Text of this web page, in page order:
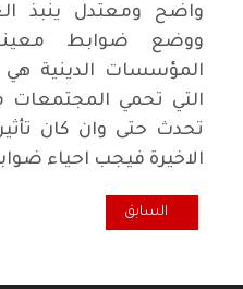
واضح ومعتدل ينبذ
ووضع ضوابط معينة
المؤسسات الدينية
التي تحمي
تحدث حتى وان كان
الاخيرة فيجب
المقال السابق: نحو اعادة بناء
السابق